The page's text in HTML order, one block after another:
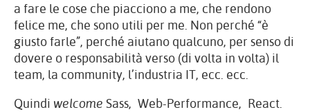
a fare le cose che piacciono a me, che rendono
felice me, che sono utili per me. Non perché “è
giusto farle”, perché aiutano qualcuno, per senso di
dovere o responsabilità verso (di volta in volta) il
team, la community, l’industria IT, ecc. ecc.
Quindi welcome Sass, Web-Performance, React.